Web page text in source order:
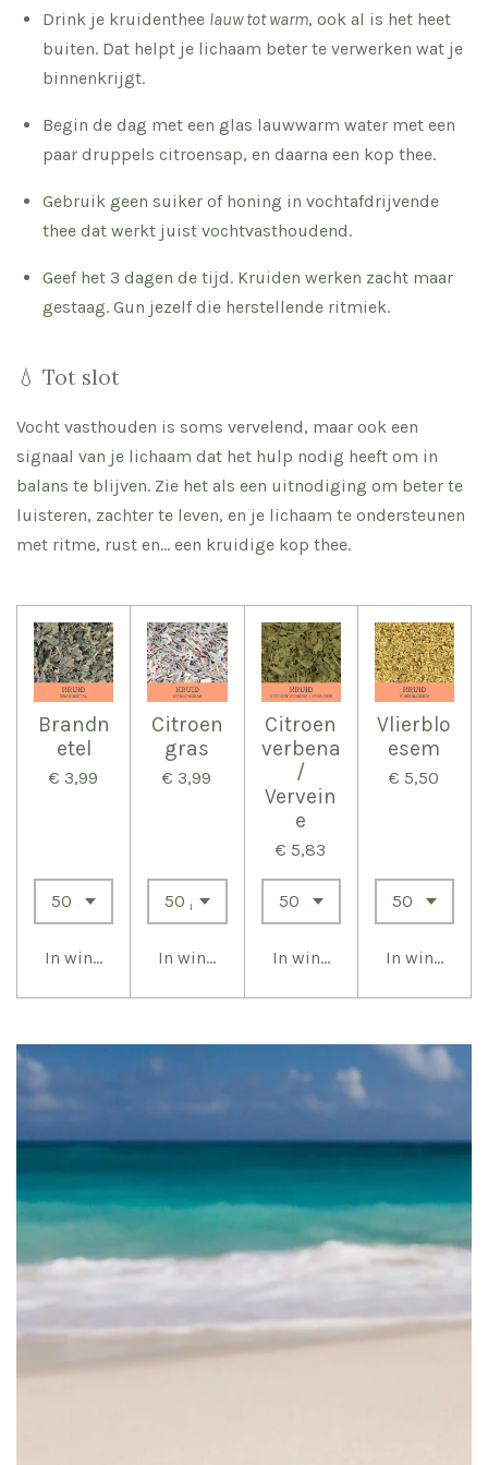
Drink je kruidenthee lauw tot warm, ook al is het heet
buiten. Dat helpt je lichaam beter te verwerken wat je
binnenkrijgt.
Begin de dag met een glas lauwwarm water met een
paar druppels citroensap, en daarna een kop thee.
Gebruik geen suiker of honing in vochtafdrijvende
thee dat werkt juist vochtvasthoudend.
Geef het 3 dagen de tijd. Kruiden werken zacht maar
gestaag. Gun jezelf die herstellende ritmiek.
💧 Tot slot
Vocht vasthouden is soms vervelend, maar ook een
signaal van je lichaam dat het hulp nodig heeft om in
balans te blijven. Zie het als een uitnodiging om beter te
luisteren, zachter te leven, en je lichaam te ondersteunen
met ritme, rust en… een kruidige kop thee.
Brandn
etel
€ 3,99
In winkelwagen
Citroen
gras
€ 3,99
In winkelwagen
Citroen
verbena
/
Vervein
e
€ 5,83
In winkelwagen
Vlierblo
esem
€ 5,50
In